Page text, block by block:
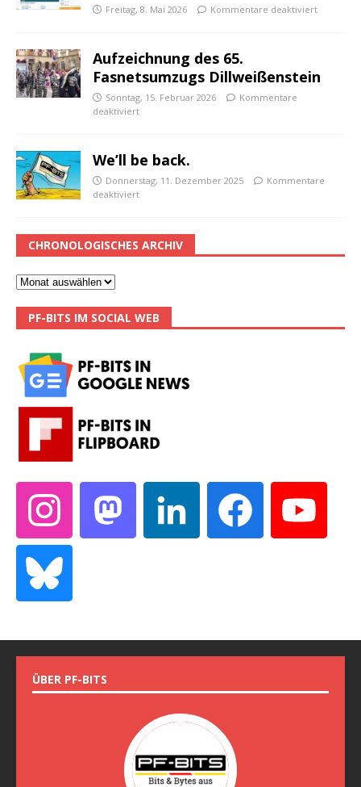
Freitag, 8. Mai 2026 Kommentare deaktiviert
Aufzeichnung des 65.
Fasnetsumzugs Dillweißenstein
Sonntag, 15. Februar 2026
Kommentare
deaktiviert
We’ll be back.
Donnerstag, 11. Dezember 2025
Kommentare
deaktiviert
CHRONOLOGISCHES ARCHIV
PF-BITS IM SOCIAL WEB
ÜBER PF-BITS